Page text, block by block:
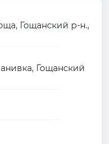
Гощанский р-н.,
Гощанский